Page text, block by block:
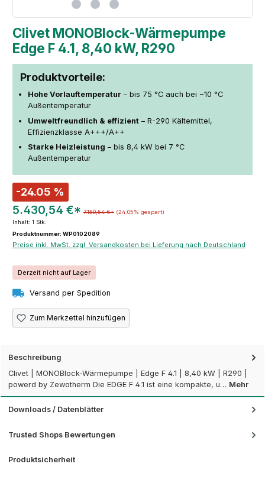
Clivet MONOBlock-Wärmepumpe
Edge F 4.1, 8,40 kW, R290
Produktvorteile:
Hohe Vorlauftemperatur – bis 75 °C auch bei −10 °C
Außentemperatur
Umweltfreundlich & effizient– R-290 Kältemittel,
Effizienzklasse A+++/A++
Starke Heizleistung – bis 8,4 kW bei 7 °C
Außentemperatur
-24.05 %
5.430,54 €* 7.150,54 €* (24.05% gespart)
Inhalt: 1 Stk.
Produktnummer: WP0102089
Preise inkl. MwSt. zzgl. Versandkosten bei Lieferung nach Deutschland
Derzeit nicht auf Lager
Versand per Spedition
Zum Merkzettel hinzufügen
Beschreibung
Clivet | MONOBlock-Wärmepumpe | Edge F 4.1 | 8,40 kW | R290 |
powerd by Zewotherm Die EDGE F 4.1 ist eine kompakte, u… Mehr
Downloads / Datenblätter
Trusted Shops Bewertungen
Produktsicherheit